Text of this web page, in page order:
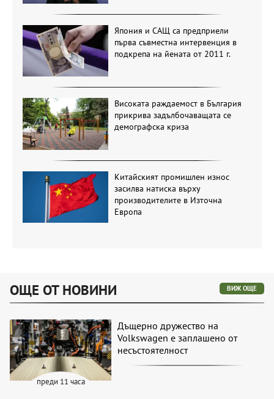
Япония и САЩ са предприели
първа съвместна интервенция в
подкрепа на йената от 2011 г.
Високата раждаемост в България
прикрива задълбочаващата се
демографска криза
Китайският промишлен износ
засилва натиска върху
производителите в Източна
Европа
ОЩЕ ОТ НОВИНИ ВИЖ ОЩЕ
преди 11 часа
Дъщерно дружество на
Volkswagen е заплашено от
несъстоятелност